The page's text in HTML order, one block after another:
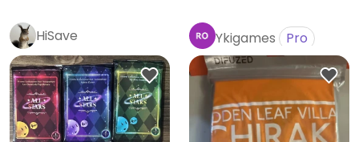
HiSave Ykigames Pro